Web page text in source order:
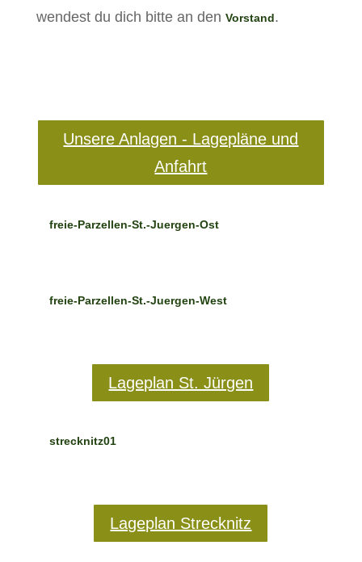
wendest du dich bitte an den Vorstand.
Unsere Anlagen - Lagepläne und
Anfahrt
freie-Parzellen-St.-Juergen-Ost
freie-Parzellen-St.-Juergen-West
Lageplan St. Jürgen
strecknitz01
Lageplan Strecknitz